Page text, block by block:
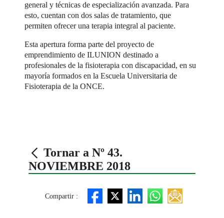
general y técnicas de especialización avanzada. Para
esto, cuentan con dos salas de tratamiento, que
permiten ofrecer una terapia integral al paciente.
Esta apertura forma parte del proyecto de
emprendimiento de ILUNION destinado a
profesionales de la fisioterapia con discapacidad, en su
mayoría formados en la Escuela Universitaria de
Fisioterapia de la ONCE.
Tornar a Nº 43.
NOVIEMBRE 2018
Compartir :